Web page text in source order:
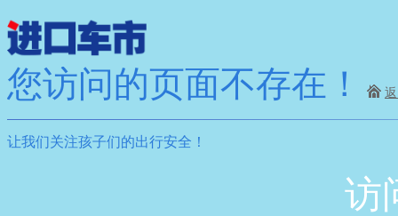
您访问的页面不存在！
让我们关注孩子们的出行安全！
访